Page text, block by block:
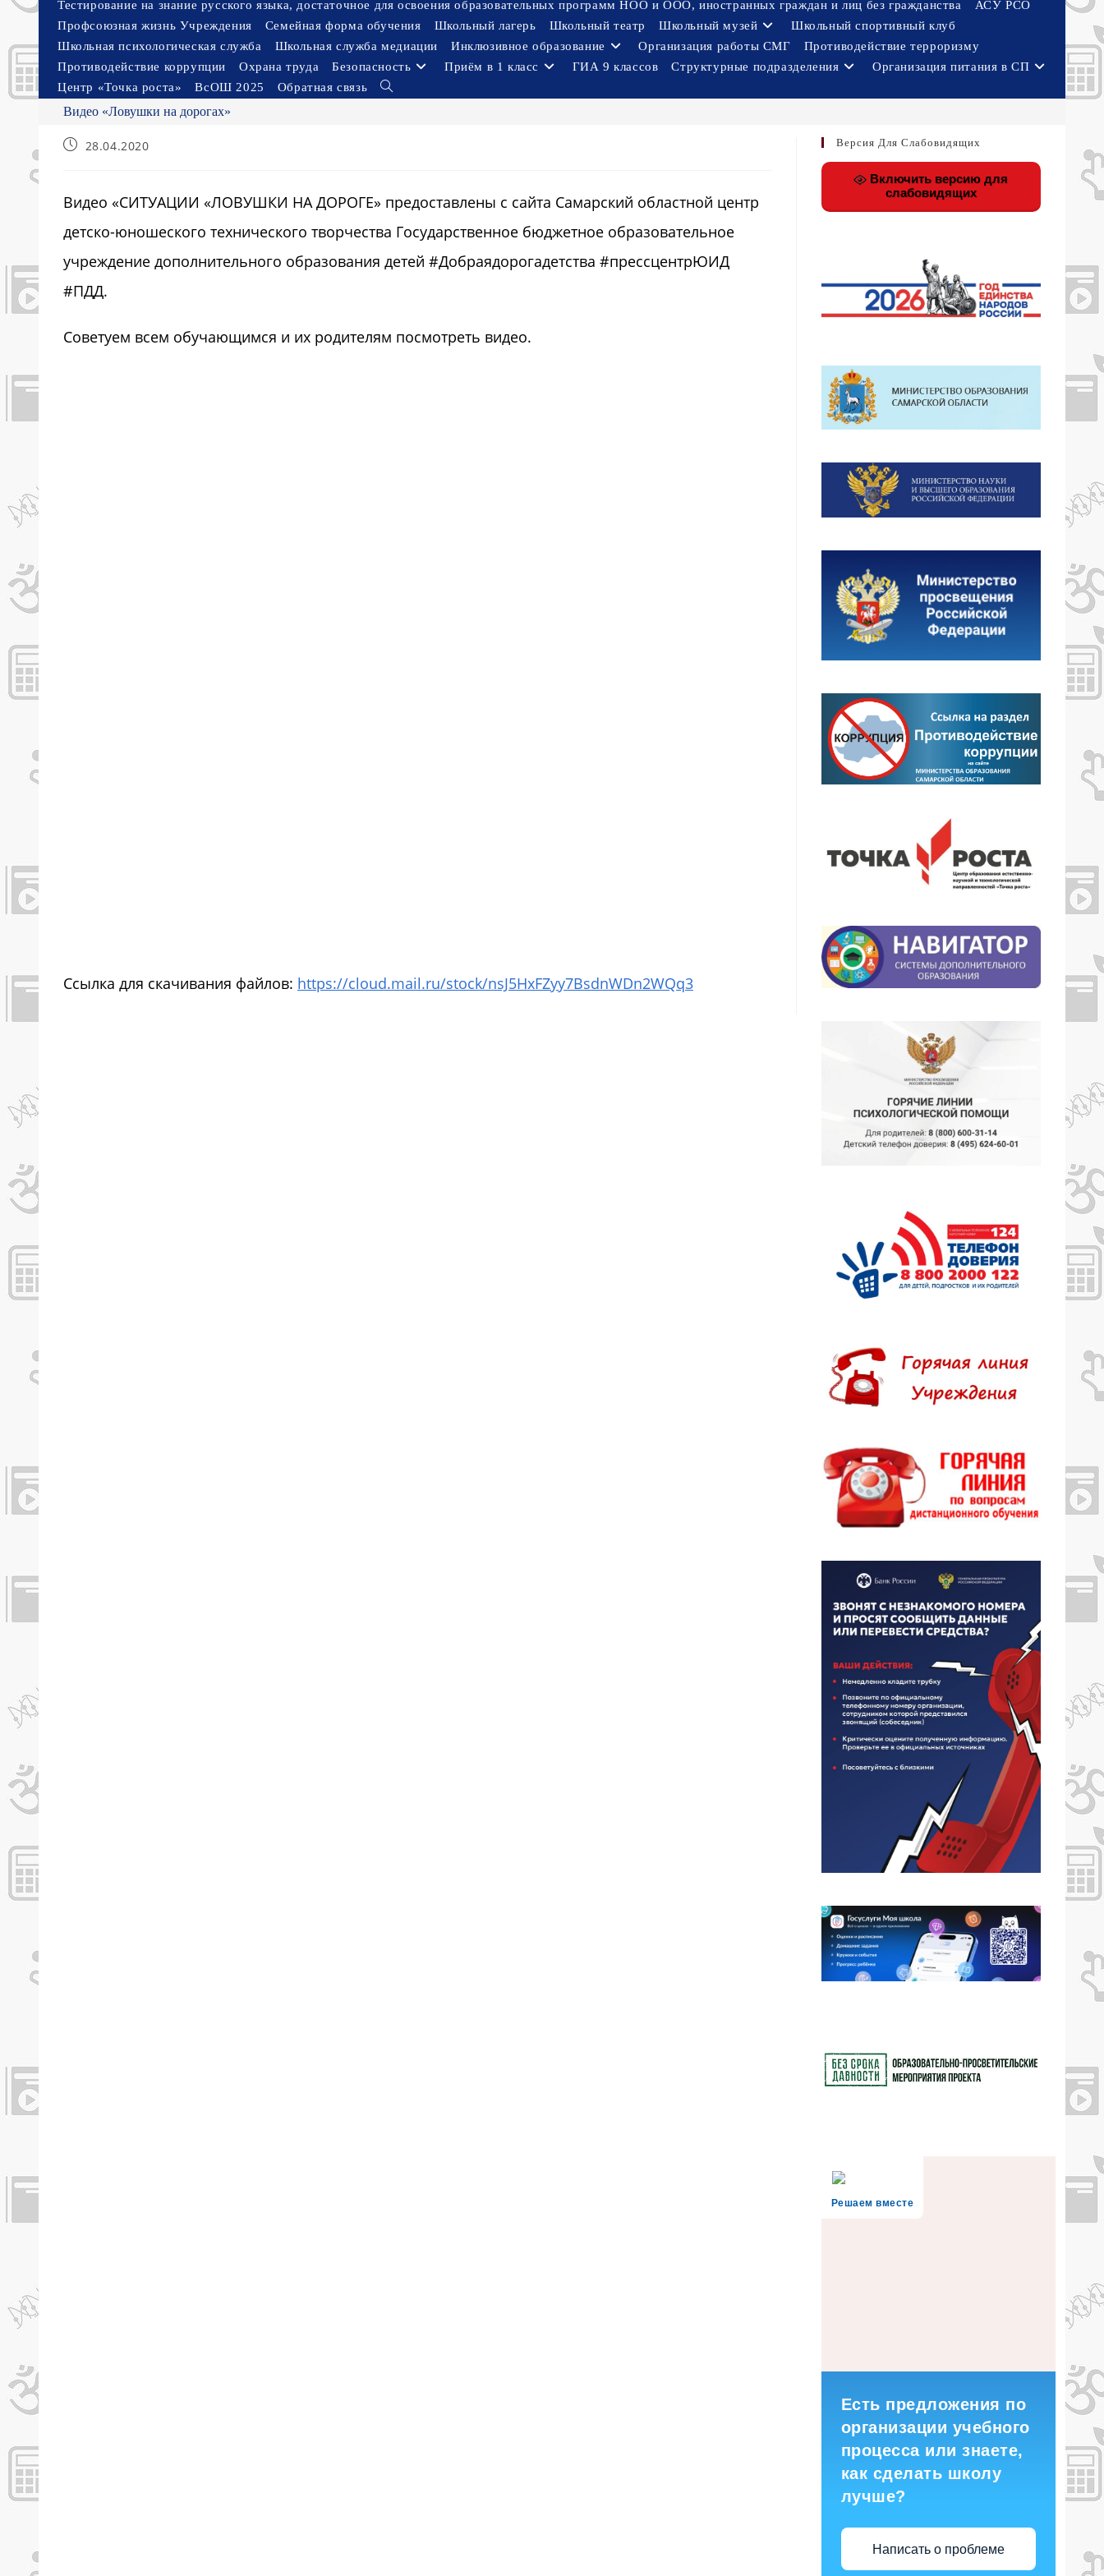
Тестирование на знание русского языка, достаточное для освоения образовательных программ НОО и ООО, иностранных граждан и лиц без гражданства
АСУ РСО
Профсоюзная жизнь Учреждения
Семейная форма обучения Школьный лагерь Школьный театр Школьный музей
Школьный спортивный клуб
Школьная психологическая служба
Школьная служба медиации Инклюзивное образование Организация работы СМГ
Противодействие терроризму
Противодействие коррупции
Охрана труда Безопасность Приём в 1 класс ГИА 9 классов Структурные подразделения
Организация питания в СП
Центр «Точка роста»
ВсОШ 2025 Обратная связь
Переключить
Видео «Ловушки на дорогах»
Запись28.04.2020
Видео «СИТУАЦИИ «ЛОВУШКИ НА ДОРОГЕ» предоставлены с сайта Самарский областной центр
детско-юношеского технического творчества Государственное бюджетное образовательное
учреждение дополнительного образования детей #Добраядорогадетства #прессцентрЮИД
#ПДД.
Советуем всем обучающимся и их родителям посмотреть видео.
Ссылка для скачивания файлов: https://cloud.mail.ru/stock/nsJ5HxFZyy7BsdnWDn2WQq3
Версия Для Слабовидящих
Включить версию для
слабовидящих
Решаем вместе
Есть предложения по
организации учебного
процесса или знаете,
как сделать школу
лучше?
Написать о проблеме